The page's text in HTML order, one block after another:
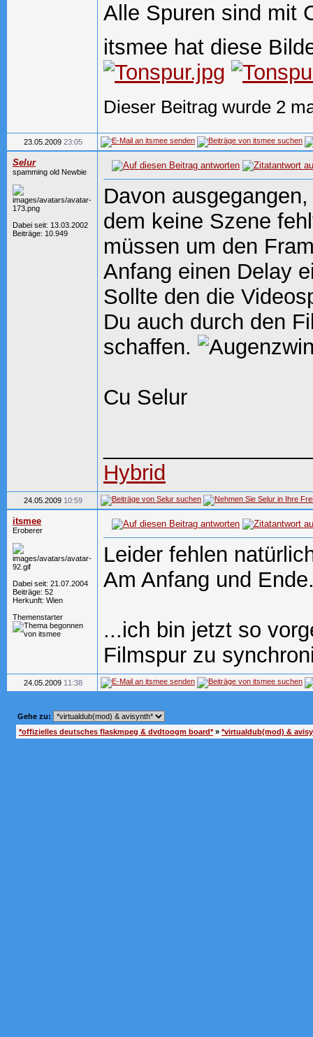
Alle Spuren sind mit
itsmee hat diese
Dieser Beitrag wurde 2
23.05.2009 23:05
Selur
spamming old Newbie
Dabei seit: 13.03.2002
Beiträge: 10.949
Davon
dem keine Szene
müssen um den
Anfang einen Delay
Sollte den die
Du auch durch den
schaffen.
Cu Selur
Hybrid
24.05.2009 10:59
itsmee
Eroberer
Dabei seit: 21.07.2004
Beiträge: 52
Herkunft: Wien
Themenstarter
Leider fehlen
Am Anfang und
...ich bin jetzt so
Filmspur zu
24.05.2009 11:38
Gehe zu:
*offizielles deutsches flaskmpeg & dvdtoogm board*» *virtualdub(mod) &